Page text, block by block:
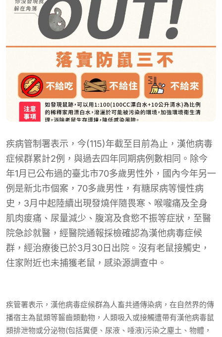
疾病管制署表示，今(115)年截至目前為止，漢他病毒
症候群累計2例，與過去四年同期病例數相同。除今
年1月已公布過的臺北市70多歲男性外，國內今年另一
例是新北市個案，70多歲男性，有糖尿病等慢性病
史，3月中起陸續出現發燒伴隨畏寒、喉嚨痛及全身
肌肉痠痛、尿量減少、腹瀉及食慾不振等症狀，至醫
院急診就醫，經醫院通報採檢確認為漢他病毒症候
群，經治療後已於3月30日出院。沒有老鼠接觸史，
住家附近也未捕獲老鼠，感染源調查中。
疾管署表示，漢他病毒症候群為人畜共通傳染病，在自然界的傳
播宿主為鼠類等齧齒類動物，人類吸入或接觸遭帶有漢他病毒鼠
類排泄物或分泌物(包括糞便、尿液、唾液)污染之塵土、物體，